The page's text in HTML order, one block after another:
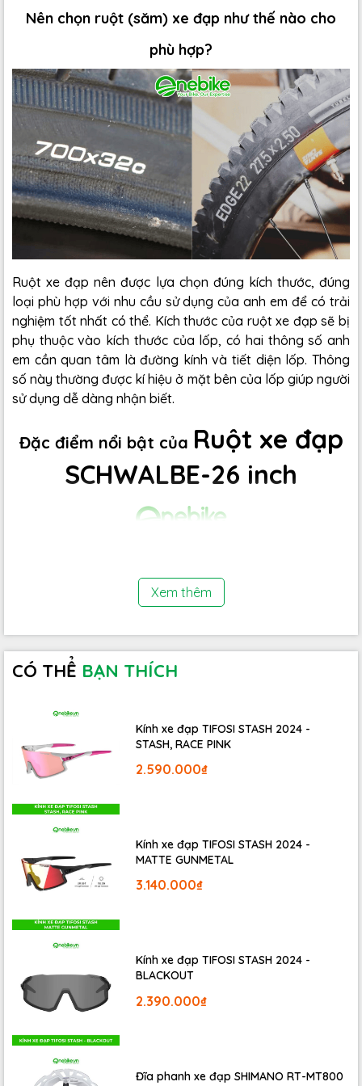
Nên chọn ruột (săm) xe đạp như thế nào cho
phù hợp?
Ruột xe đạp nên được lựa chọn đúng kích thước, đúng
loại phù hợp với nhu cầu sử dụng của anh em để có trải
nghiệm tốt nhất có thể. Kích thước của ruột xe đạp sẽ bị
phụ thuộc vào kích thước của lốp, có hai thông số anh
em cần quan tâm là đường kính và tiết diện lốp. Thông
số này thường được kí hiệu ở mặt bên của lốp giúp người
sử dụng dễ dàng nhận biết.
Đặc điểm nổi bật của Ruột xe đạp
SCHWALBE-26 inch
Ruột xe đạp SCHWALBE-26 inchvới
biệt và chất liệu cao su cao cấp, giảm thiểu tối đa lượng
Xem thêm
CÓ THỂ BẠN THÍCH
Kính xe đạp TIFOSI STASH 2024 -
STASH, RACE PINK
2.590.000₫
Kính xe đạp TIFOSI STASH 2024 -
MATTE GUNMETAL
3.140.000₫
Kính xe đạp TIFOSI STASH 2024 -
BLACKOUT
2.390.000₫
Đĩa phanh xe đạp SHIMANO RT-MT800